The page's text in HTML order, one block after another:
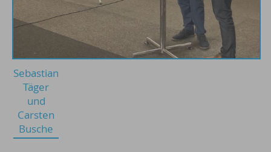
Sebastian
Täger
und
Carsten
Busche